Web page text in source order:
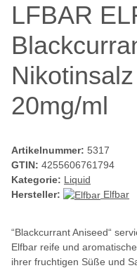
LFBAR
20mg/ml
Artikelnummer: 5317
GTIN: 4255606761794
Kategorie: Liquid
Hersteller:
Elfbar
“Blackcurrant Aniseed“
Elfbar reife und
ihrer fruchtigen Süße und